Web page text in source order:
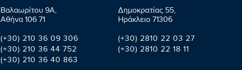
Βαλαωρίτου 9A,
Aθήνα 106 71
(+30) 210 36 09 306
(+30) 210 36 44 752
(+30) 210 36 40 863
Δημοκρατίας 55,
Ηράκλειο 71306
(+30) 2810 22 03 27
(+30) 2810 22 18 11